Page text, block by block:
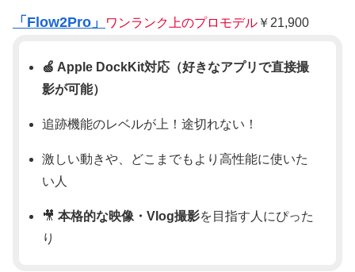
「Flow2Pro」 ワンランク上のプロモデル ￥21,900
🍏 Apple DockKit対応 （好きなアプリで直接撮
影が可能）
追跡機能のレベルが上！途切れない！
激しい動きや、どこまでもより高性能に使いた
い人
🎥本格的な映像・Vlog撮影を目指す人にぴった
り